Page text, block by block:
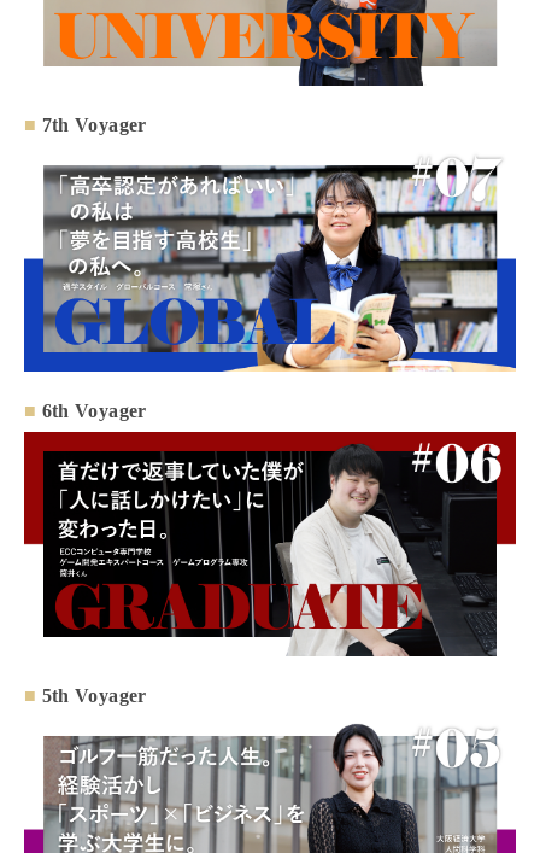
■ 7th Voyager
■ 6th Voyager
■ 5th Voyager